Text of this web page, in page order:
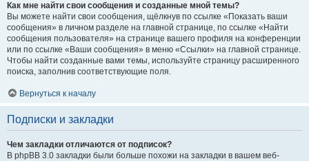
Как мне найти свои сообщения и созданные мной темы?
Вы можете найти свои сообщения, щёлкнув по ссылке «Показать ваши
сообщения» в личном разделе на главной странице, по ссылке «Найти
сообщения пользователя» на странице вашего профиля на конференции
или по ссылке «Ваши сообщения» в меню «Ссылки» на главной странице.
Чтобы найти созданные вами темы, используйте страницу расширенного
поиска, заполнив соответствующие поля.
Вернуться к началу
Подписки и закладки
Чем закладки отличаются от подписок?
В phpBB 3.0 закладки были больше похожи на закладки в вашем веб-